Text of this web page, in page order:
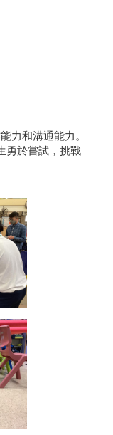
力和溝通能力。
勇於嘗試，挑戰